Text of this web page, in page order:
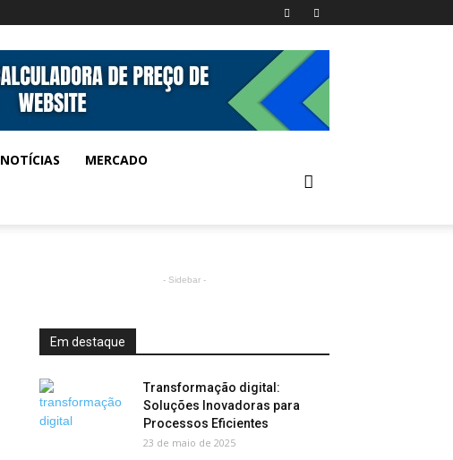
NOTÍCIAS MERCADO
- Sidebar -
Em destaque
Transformação digital:
Soluções Inovadoras para
Processos Eficientes
23 de maio de 2025